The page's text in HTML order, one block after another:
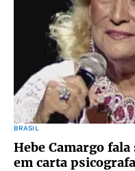
BRASIL
Hebe Camargo
em carta